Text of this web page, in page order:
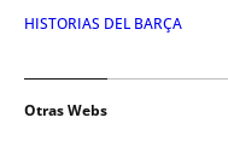
HISTORIAS DEL BARÇA
Otras Webs